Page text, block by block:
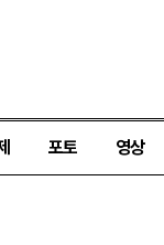
포토 영상